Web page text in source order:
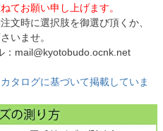
てお願い申し上げます。
文時に選択肢を御選び頂くか、
いませ。
：mail@kyotobudo.ocnk.net
タログに基づいて掲載していま